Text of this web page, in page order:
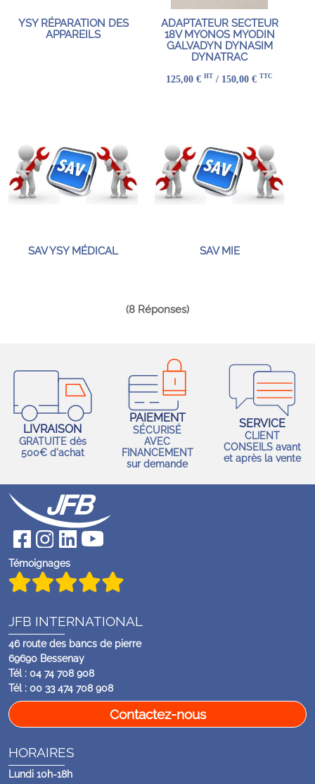
YSY RÉPARATION DES
APPAREILS
ADAPTATEUR SECTEUR
18V MYONOS MYODIN
GALVADYN DYNASIM
DYNATRAC
125,00 € HT / 150,00 € TTC
SAV YSY MÉDICAL SAV MIE
(8 Réponses)
LIVRAISON
GRATUITE dès
500€ d'achat
PAIEMENT
SÉCURISÉ
AVEC
FINANCEMENT
sur demande
SERVICE
CLIENT
CONSEILS avant
et après la vente
Témoignages
JFB INTERNATIONAL
46 route des bancs de pierre
69690 Bessenay
Tél : 04 74 708 908
Tél : 00 33 474 708 908
Contactez-nous
HORAIRES
Lundi 10h-18h